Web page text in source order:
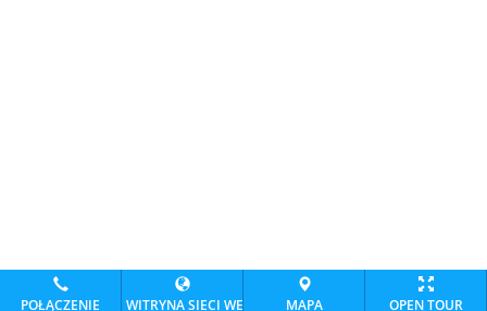
POŁĄCZENIE WITRYNA SIECI WEB MAPA OPEN TOUR